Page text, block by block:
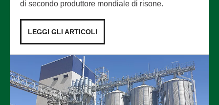
di secondo produttore mondiale di risone.
LEGGI GLI ARTICOLI